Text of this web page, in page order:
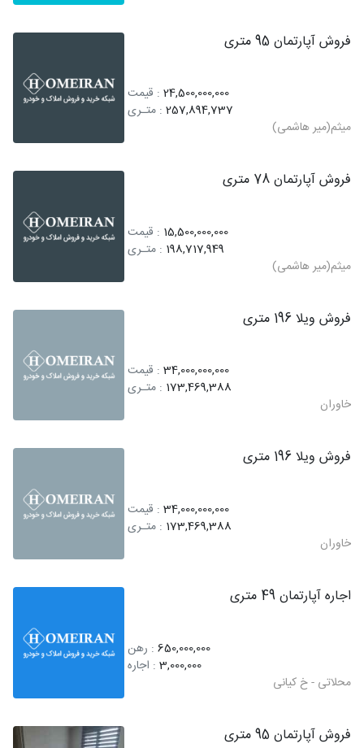
فروش آپارتمان 95 متری
24,500,000,000 : قیمت
257,894,737 : متـری
میثم(میر هاشمی)
فروش آپارتمان 78 متری
15,500,000,000 : قیمت
198,717,949 : متـری
میثم(میر هاشمی)
فروش ویلا 196 متری
34,000,000,000 : قیمت
173,469,388 : متـری
خاوران
فروش ویلا 196 متری
34,000,000,000 : قیمت
173,469,388 : متـری
خاوران
اجاره آپارتمان 49 متری
650,000,000 : رهن
3,000,000 : اجاره
محلاتی - خ کیانی
فروش آپارتمان 95 متری